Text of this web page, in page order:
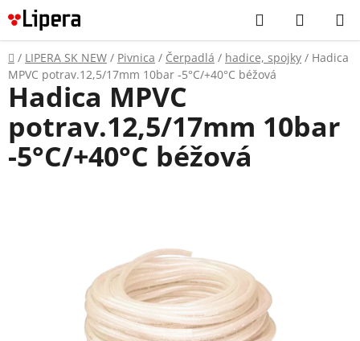
Prejsť
na
obsah
Hľadať
KOŠÍK
Domov
/ LIPERA SK NEW / Pivnica / Čerpadlá / hadice, spojky / Hadica
MPVC potrav.12,5/17mm 10bar -5°C/+40°C béžová
Hadica MPVC
potrav.12,5/17mm 10bar
-5°C/+40°C béžová